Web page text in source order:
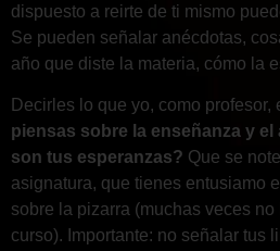
dispuesto a reirte de ti mismo
Se pueden señalar anécdotas,
año que diste la materia, cómo la
Decirles lo que yo, como profesor,
piensas sobre la enseñanza y
son tus esperanzas? Que se
asignatura, que tienes entusiamo
sobre la pizarra (muchas veces
curso). Importante: no señalar tus